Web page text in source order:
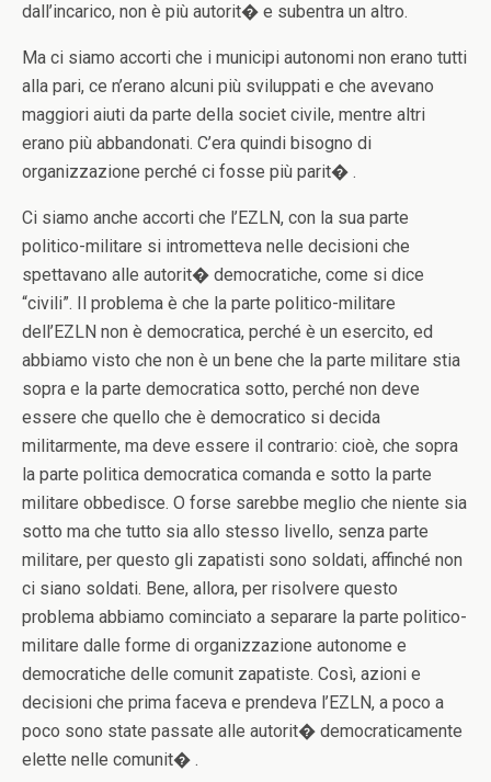
dall’incarico, non è più autorit� e subentra un altro.
Ma ci siamo accorti che i municipi autonomi non erano tutti
alla pari, ce n’erano alcuni più sviluppati e che avevano
maggiori aiuti da parte della societ civile, mentre altri
erano più abbandonati. C’era quindi bisogno di
organizzazione perché ci fosse più parit� .
Ci siamo anche accorti che l’EZLN, con la sua parte
politico-militare si intrometteva nelle decisioni che
spettavano alle autorit� democratiche, come si dice
“civili”. Il problema è che la parte politico-militare
dell’EZLN non è democratica, perché è un esercito, ed
abbiamo visto che non è un bene che la parte militare stia
sopra e la parte democratica sotto, perché non deve
essere che quello che è democratico si decida
militarmente, ma deve essere il contrario: cioè, che sopra
la parte politica democratica comanda e sotto la parte
militare obbedisce. O forse sarebbe meglio che niente sia
sotto ma che tutto sia allo stesso livello, senza parte
militare, per questo gli zapatisti sono soldati, affinché non
ci siano soldati. Bene, allora, per risolvere questo
problema abbiamo cominciato a separare la parte politico-
militare dalle forme di organizzazione autonome e
democratiche delle comunit zapatiste. Così, azioni e
decisioni che prima faceva e prendeva l’EZLN, a poco a
poco sono state passate alle autorit� democraticamente
elette nelle comunit� .